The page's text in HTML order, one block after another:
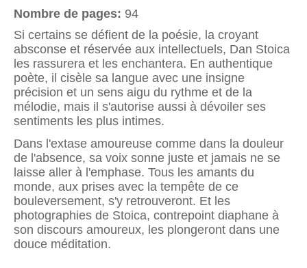
Nombre de pages: 94
Si certains se défient de la poésie, la croyant
absconse et réservée aux intellectuels, Dan Stoica
les rassurera et les enchantera. En authentique
poète, il cisèle sa langue avec une insigne
précision et un sens aigu du rythme et de la
mélodie, mais il s'autorise aussi à dévoiler ses
sentiments les plus intimes.
Dans l'extase amoureuse comme dans la douleur
de l'absence, sa voix sonne juste et jamais ne se
laisse aller à l'emphase. Tous les amants du
monde, aux prises avec la tempête de ce
bouleversement, s'y retrouveront. Et les
photographies de Stoica, contrepoint diaphane à
son discours amoureux, les plongeront dans une
douce méditation.